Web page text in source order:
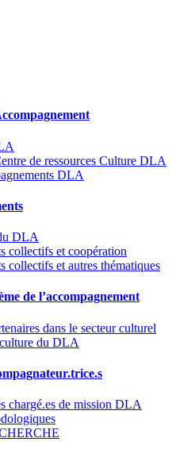
de ressources Culture DLA
DLA
DLA
collectifs et coopération
collectifs et autres thématiques
de l’accompagnement
dans le secteur culturel
du DLA
chargé.es de mission DLA